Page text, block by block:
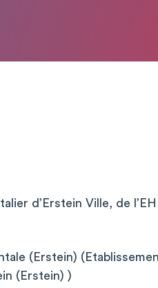
d’Erstein Ville, de
(Erstein)
(Erstein) )